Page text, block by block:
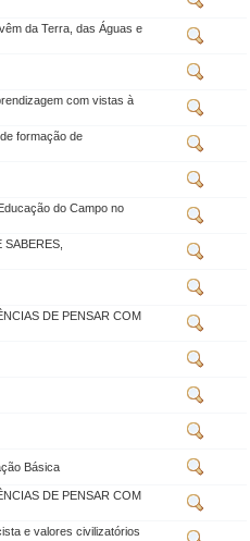
da Terra, das Águas e
com vistas à
formação de
do Campo no
DE PENSAR COM
Básica
DE PENSAR COM
e valores civilizatórios